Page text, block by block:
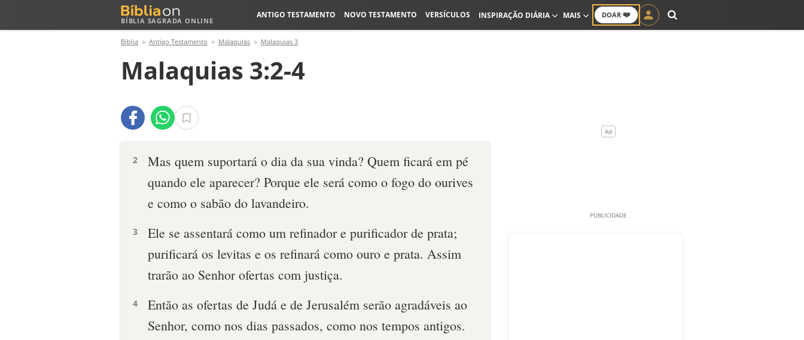
BÍBLIA SAGRADA ONLINE
DOAR ❤️
ANTIGO TESTAMENTO NOVO TESTAMENTO VERSÍCULOS INSPIRAÇÃO DIÁRIA MAIS
Bíblia Antigo Testamento Malaquias Malaquias 3
Malaquias 3:2-4
2
Mas quem suportará o dia da sua vin­da? Quem ficará em pé
quando ele aparecer? Porque ele será como o fogo do ourives
e como o sabão do lavandeiro.
3
Ele se assentará como um refinador e purificador de prata;
purificará os levitas e os refinará como ouro e prata. Assim
trarão ao Senhor ofertas com justiça.
4
Então as ofertas de Judá e de Jerusalém serão agradáveis ao
Senhor, como nos dias passados, como nos tempos antigos.